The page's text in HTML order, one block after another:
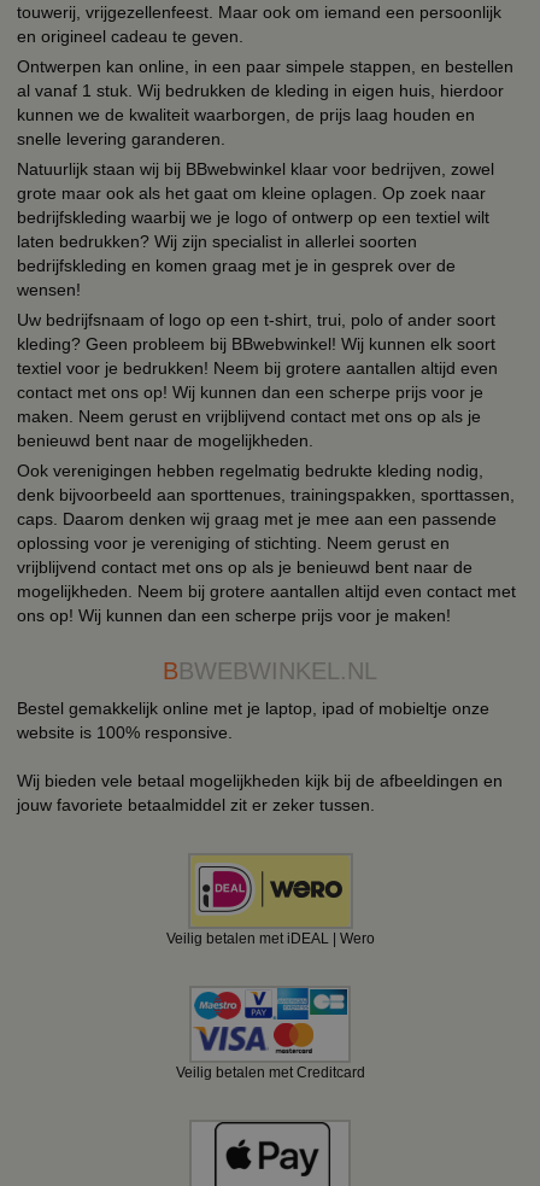
touwerij, vrijgezellenfeest. Maar ook om iemand een persoonlijk
en origineel cadeau te geven.
Ontwerpen kan online, in een paar simpele stappen, en bestellen
al vanaf 1 stuk. Wij bedrukken de kleding in eigen huis, hierdoor
kunnen we de kwaliteit waarborgen, de prijs laag houden en
snelle levering garanderen.
Natuurlijk staan wij bij BBwebwinkel klaar voor bedrijven, zowel
grote maar ook als het gaat om kleine oplagen. Op zoek naar
bedrijfskleding waarbij we je logo of ontwerp op een textiel wilt
laten bedrukken? Wij zijn specialist in allerlei soorten
bedrijfskleding en komen graag met je in gesprek over de
wensen!
Uw bedrijfsnaam of logo op een t-shirt, trui, polo of ander soort
kleding? Geen probleem bij BBwebwinkel! Wij kunnen elk soort
textiel voor je bedrukken! Neem bij grotere aantallen altijd even
contact met ons op! Wij kunnen dan een scherpe prijs voor je
maken. Neem gerust en vrijblijvend contact met ons op als je
benieuwd bent naar de mogelijkheden.
Ook verenigingen hebben regelmatig bedrukte kleding nodig,
denk bijvoorbeeld aan sporttenues, trainingspakken, sporttassen,
caps. Daarom denken wij graag met je mee aan een passende
oplossing voor je vereniging of stichting. Neem gerust en
vrijblijvend contact met ons op als je benieuwd bent naar de
mogelijkheden. Neem bij grotere aantallen altijd even contact met
ons op! Wij kunnen dan een scherpe prijs voor je maken!
BBWEBWINKEL.NL
Bestel gemakkelijk online met je laptop, ipad of mobieltje onze
website is 100% responsive.
Wij bieden vele betaal mogelijkheden kijk bij de afbeeldingen en
jouw favoriete betaalmiddel zit er zeker tussen.
Veilig betalen met iDEAL | Wero
Veilig betalen met Creditcard